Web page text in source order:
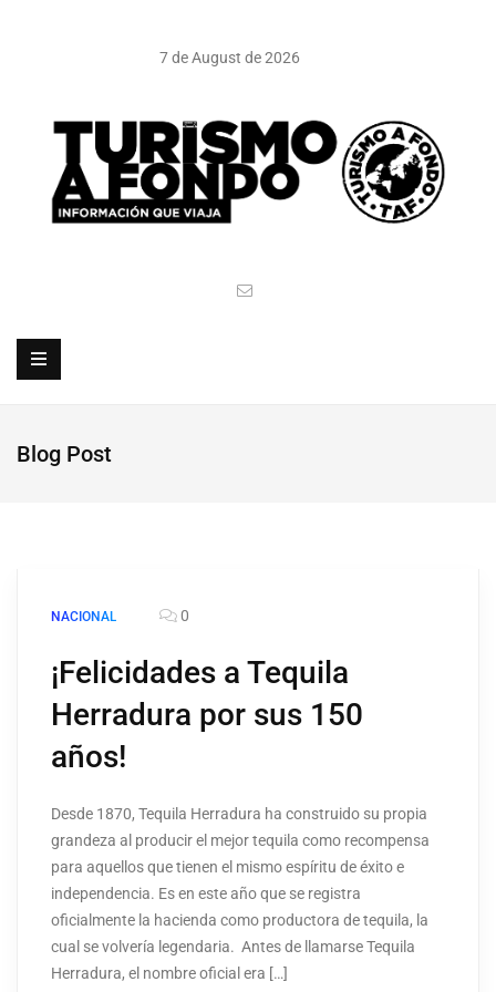
7 de August de 2026
Blog Post
NACIONAL 0
¡Felicidades a Tequila
Herradura por sus 150
años!
Desde 1870, Tequila Herradura ha construido su propia
grandeza al producir el mejor tequila como recompensa
para aquellos que tienen el mismo espíritu de éxito e
independencia. Es en este año que se registra
oficialmente la hacienda como productora de tequila, la
cual se volvería legendaria. Antes de llamarse Tequila
Herradura, el nombre oficial era […]